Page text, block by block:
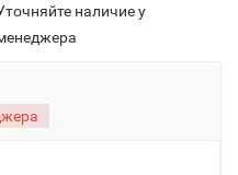
наличие у